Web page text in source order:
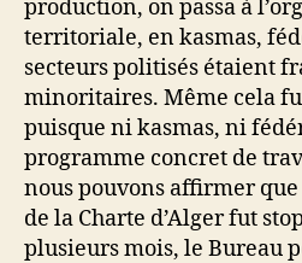
production, on passa à
territoriale, en kasmas,
secteurs politisés étaient
minoritaires. Même cela
puisque ni kasmas, ni
programme concret de
nous pouvons affirmer
de la Charte d’Alger fut
plusieurs mois, le Bureau